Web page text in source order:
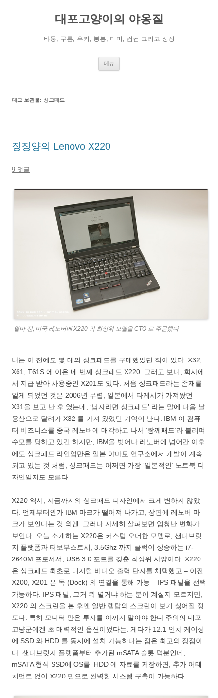
대포고양이의 야옹질
바둥, 구름, 우키, 봉봉, 미미, 컴컴 그리고 징징
메뉴
태그 보관물: 싱크패드
징징양의 Lenovo X220
9 댓글
얼마 전, 미국 레노버에 X220 의 최상위 모델을 CTO 로 주문했다
나는 이 전에도 몇 대의 싱크패드를 구매했었던 적이 있다. X32,
X61, T61S 에 이은 네 번째 싱크패드 X220. 그러고 보니, 회사에
서 지급 받아 사용중인 X201도 있다. 처음 싱크패드라는 존재를
알게 되었던 것은 2006년 무렵, 일본에서 타케시가 가져왔던
X31을 보고 난 후 였는데, ‘남자라면 싱크패드’ 라는 말에 다음 날
용산으로 달려가 X32 를 가져 왔었던 기억이 난다. IBM 이 컴퓨
터 비즈니스를 중국 레노버에 매각하고 나서 ‘짱께패드’라 불리며
수모를 당하고 있긴 하지만, IBM을 벗어나 레노버에 넘어간 이후
에도 싱크패드 라인업만은 일본 야마토 연구소에서 개발이 계속
되고 있는 것 처럼, 싱크패드는 어쩌면 가장 ‘일본적인’ 노트북 디
자인일지도 모른다.
X220 역시, 지금까지의 싱크패드 디자인에서 크게 변하지 않았
다. 언제부터인가 IBM 마크가 떨어져 나가고, 상판에 레노버 마
크가 보인다는 것 외엔. 그러나 자세히 살펴보면 엄청난 변화가
보인다. 오늘 소개하는 X220은 커스텀 오더한 모델로, 샌디브릿
지 플랫폼과 터보부스트시, 3.5Ghz 까지 클럭이 상승하는 i7-
2640M 프로세서, USB 3.0 포트를 갖춘 최상위 사양이다. X220
은 싱크패드 최초로 디지털 비디오 출력 단자를 채택했고 – 이전
X200, X201 은 독 (Dock) 의 연결을 통해 가능 – IPS 패널을 선택
가능하다. IPS 패널, 그거 뭐 별거냐 하는 분이 계실지 모르지만,
X220 의 스크린을 본 후엔 일반 랩탑의 스크린이 보기 싫어질 정
도다. 특히 모니터 만은 투자를 아끼지 말아야 한다 주의의 대포
고냥군에겐 초 매력적인 옵션이었다는. 게다가 12.1 인치 케이싱
에 SSD 와 HDD 를 동시에 설치 가능하다는 점은 최고의 장점이
다. 샌디브릿지 플랫폼부터 추가된 mSATA 슬롯 덕분인데,
mSATA 형식 SSD에 OS를, HDD 에 자료를 저장하면, 추가 어태
치먼트 없이 X220 만으로 완벽한 시스템 구축이 가능하다.